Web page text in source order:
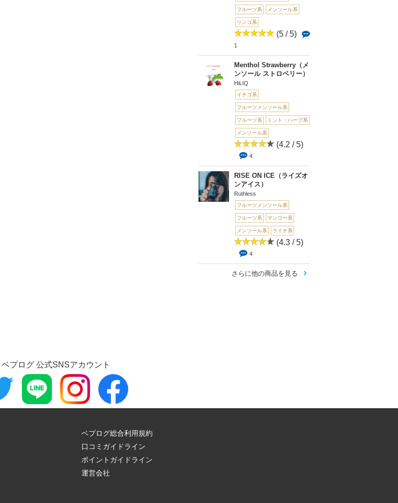
フルーツ系 メンソール系
リンゴ系
(5 / 5)
1
Menthol Strawberry（メ
ンソール ストロベリー）
HiLIQ
イチゴ系
フルーツメンソール系
フルーツ系 ミント・ハーブ系
メンソール系
(4.2 / 5)
4
RISE ON ICE（ライズオ
ンアイス）
Ruthless
フルーツメンソール系
フルーツ系 マンゴー系
メンソール系 ライチ系
(4.3 / 5)
4
さらに他の商品を見る
ベプログ 公式SNSアカウント
ベプログ総合利用規約
口コミガイドライン
ポイントガイドライン
運営会社